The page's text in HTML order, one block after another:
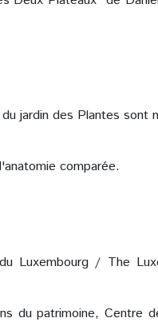
jardin des Plantes sont
comparée.
Luxembourg / The
du patrimoine, Centre